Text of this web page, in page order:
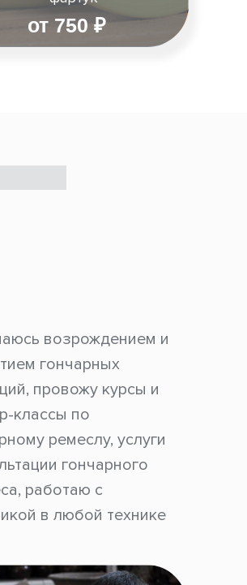
от 750 ₽
возрождением и
гончарных
провожу курсы и
классы по
ремеслу, услуги
гончарного
работаю с
в любой технике